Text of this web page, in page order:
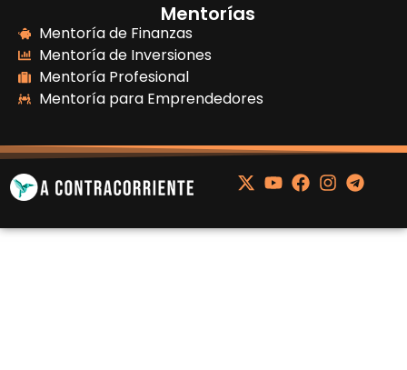
Mentorías
Mentoría de Finanzas
Mentoría de Inversiones
Mentoría Profesional
Mentoría para Emprendedores